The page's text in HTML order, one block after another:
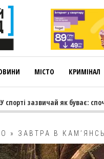
МІСТО КРИМІНАЛ
зазвичай як буває:
» ЗАВТРА В